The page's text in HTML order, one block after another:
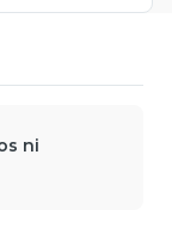
ni